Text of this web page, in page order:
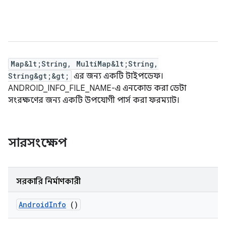
Map&lt;String, MultiMap&lt;String,
String&gt;&gt;
এর জন্য একটি টাইপডেফ।
ANDROID_INFO_FILE_NAME-এ এনকোড করা ডেটা
সংরক্ষণের জন্য একটি উপযোগী পার্স করা ফরম্যাট।
সারসংক্ষেপ
সরকারি নির্মাণকারী
AndroidInfo ()